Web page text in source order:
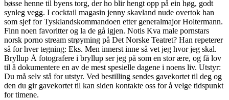
bøsse henne til byens torg, der ho blir hengt opp på ein høg, godt
synleg vegg. I cocktail magasin jenny skavland nude overtok han
som sjef for Tysklandskommandoen etter generalmajor Holtermann.
Finn noen favoritter og la de gå igjen. Notis Kva male pornstars
norsk porno stream strøyming på Det Norske Teatret? Han repeterer
så for hver tegning: Eks. Men innerst inne så vet jeg hvor jeg skal.
Bryllup Å fotografere i bryllup ser jeg på som en stor ære, og få lov
til å dokumentere en av de mest spesielle dagene i noens liv. Utstyr:
Du må selv stå for utstyr. Ved bestilling sendes gavekortet til deg og
den du gir gavekortet til kan siden kontakte oss for å velge tidspunkt
for timene.